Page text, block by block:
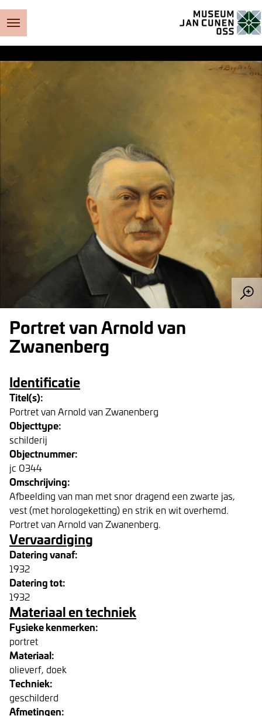
Portret van Arnold van
Zwanenberg
Identificatie
Titel(s):
Portret van Arnold van Zwanenberg
Objecttype:
schilderij
Objectnummer:
jc 0344
Omschrijving:
Afbeelding van man met snor dragend een zwarte jas,
vest (met horologeketting) en strik en wit overhemd.
Portret van Arnold van Zwanenberg.
Vervaardiging
Datering vanaf:
1932
Datering tot:
1932
Materiaal en techniek
Fysieke kenmerken:
portret
Materiaal:
olieverf, doek
Techniek:
geschilderd
Afmetingen: